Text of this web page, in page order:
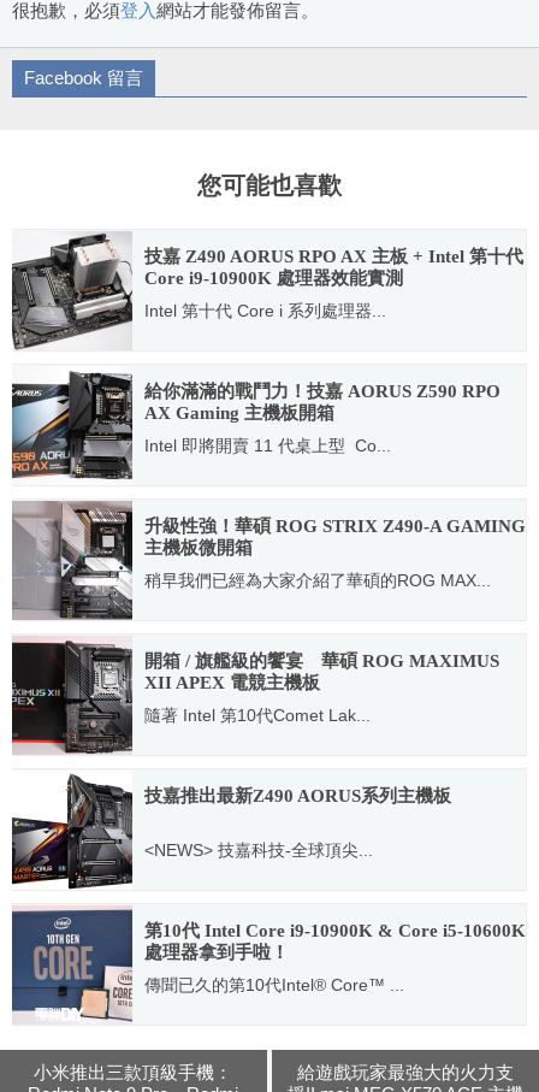
很抱歉，必須登入網站才能發佈留言。
Facebook 留言
您可能也喜歡
技嘉 Z490 AORUS RPO AX 主板 + Intel 第十代
Core i9-10900K 處理器效能實測
Intel 第十代 Core i 系列處理器...
給你滿滿的戰鬥力！技嘉 AORUS Z590 RPO
AX Gaming 主機板開箱
Intel 即將開賣 11 代桌上型 Co...
2021.02.17
升級性強！華碩 ROG STRIX Z490-A GAMING
主機板微開箱
稍早我們已經為大家介紹了華碩的ROG MAX...
2020.05.05
開箱 / 旗艦級的饗宴 華碩 ROG MAXIMUS
XII APEX 電競主機板
隨著 Intel 第10代Comet Lak...
技嘉推出最新Z490 AORUS系列主機板
<NEWS> 技嘉科技-全球頂尖...
2020.05.04
第10代 Intel Core i9-10900K & Core i5-10600K
處理器拿到手啦！
傳聞已久的第10代Intel® Core™ ...
小米推出三款頂級手機：
給遊戲玩家最強大的火力支